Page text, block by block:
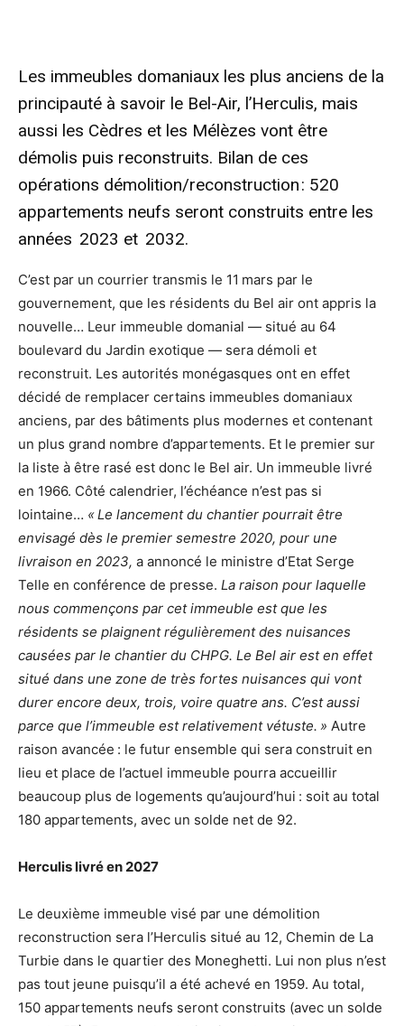
Les immeubles domaniaux les plus anciens de la
principauté à savoir le Bel-Air, l’Herculis, mais
aussi les Cèdres et les Mélèzes vont être
démolis puis reconstruits. Bilan de ces
opérations démolition/reconstruction : 520
appartements neufs seront construits entre les
années 2023 et 2032.
C’est par un courrier transmis le 11 mars par le
gouvernement, que les résidents du Bel air ont appris la
nouvelle… Leur immeuble domanial — situé au 64
boulevard du Jardin exotique — sera démoli et
reconstruit. Les autorités monégasques ont en effet
décidé de remplacer certains immeubles domaniaux
anciens, par des bâtiments plus modernes et contenant
un plus grand nombre d’appartements. Et le premier sur
la liste à être rasé est donc le Bel air. Un immeuble livré
en 1966. Côté calendrier, l’échéance n’est pas si
lointaine… « Le lancement du chantier pourrait être
envisagé dès le premier semestre 2020, pour une
livraison en 2023, a annoncé le ministre d’Etat Serge
Telle en conférence de presse. La raison pour laquelle
nous commençons par cet immeuble est que les
résidents se plaignent régulièrement des nuisances
causées par le chantier du CHPG. Le Bel air est en effet
situé dans une zone de très fortes nuisances qui vont
durer encore deux, trois, voire quatre ans. C’est aussi
parce que l’immeuble est relativement vétuste. » Autre
raison avancée : le futur ensemble qui sera construit en
lieu et place de l’actuel immeuble pourra accueillir
beaucoup plus de logements qu’aujourd’hui : soit au total
180 appartements, avec un solde net de 92.
Herculis livré en 2027
Le deuxième immeuble visé par une démolition
reconstruction sera l’Herculis situé au 12, Chemin de La
Turbie dans le quartier des Moneghetti. Lui non plus n’est
pas tout jeune puisqu’il a été achevé en 1959. Au total,
150 appartements neufs seront construits (avec un solde